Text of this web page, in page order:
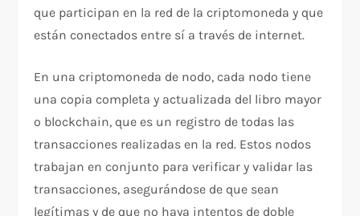
que participan en la red de la criptomoneda y que
están conectados entre sí a través de internet.
En una criptomoneda de nodo, cada nodo tiene
una copia completa y actualizada del libro mayor
o blockchain, que es un registro de todas las
transacciones realizadas en la red. Estos nodos
trabajan en conjunto para verificar y validar las
transacciones, asegurándose de que sean
legítimas y de que no haya intentos de doble